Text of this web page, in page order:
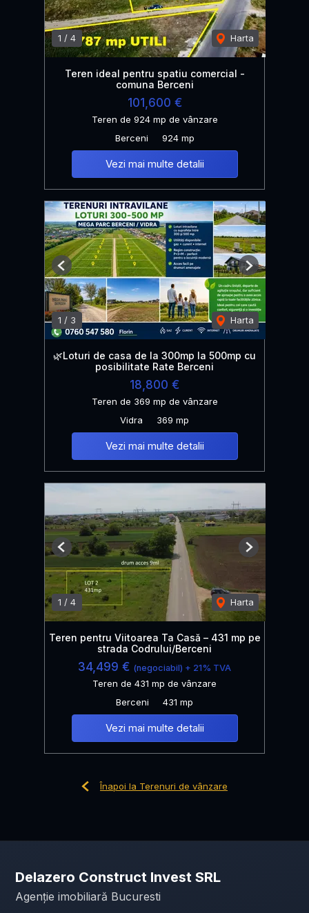
1 / 4 Harta
Teren ideal pentru spatiu comercial -
comuna Berceni
101,600 €
Teren de 924 mp de vânzare
Berceni
924 mp
Vezi mai multe detalii
1 / 3 Harta
Previous Next
🌿Loturi de casa de la 300mp la 500mp cu
posibilitate Rate Berceni
18,800 €
Teren de 369 mp de vânzare
Vidra
369 mp
Vezi mai multe detalii
1 / 4 Harta
Previous Next
Teren pentru Viitoarea Ta Casă – 431 mp pe
strada Codrului/Berceni
34,499 € (negociabil) + 21% TVA
Teren de 431 mp de vânzare
Berceni
431 mp
Vezi mai multe detalii
Înapoi la Terenuri de vânzare
Delazero Construct Invest SRL
Agenție imobiliară Bucuresti